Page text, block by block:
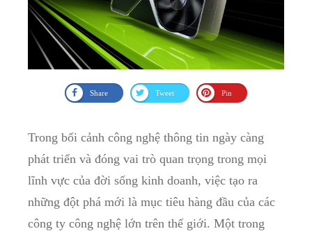
Share Tweet Pin
Trong bối cảnh công nghệ thông tin ngày càng
phát triển và đóng vai trò quan trọng trong mọi
lĩnh vực của đời sống kinh doanh, việc tạo ra
những đột phá mới là mục tiêu hàng đầu của các
công ty công nghệ lớn trên thế giới. Một trong